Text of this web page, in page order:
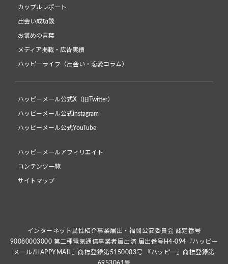
カップルレポート
出会い成功談
お褒めの言葉
メディア掲載・広告実績
ハッピーライフ（出会い・恋愛コラム）
ハッピーメール公式X（旧Twitter）
ハッピーメール公式instagram
ハッピーメール公式YouTube
ハッピーメールアフィリエイト
コンテンツ一覧
サイトマップ
インターネット異性紹介事業届出・福岡公安委員会 認定番号
90080003000 第二種電気通信事業者届出済 届出番号H4-094『ハッピー
メール/HAPPYMAIL』商標登録第5150003号 『ハッピー』商標登録第